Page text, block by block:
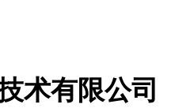
术有限公司